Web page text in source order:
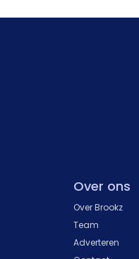
Over ons
Over Brookz
Team
Adverteren